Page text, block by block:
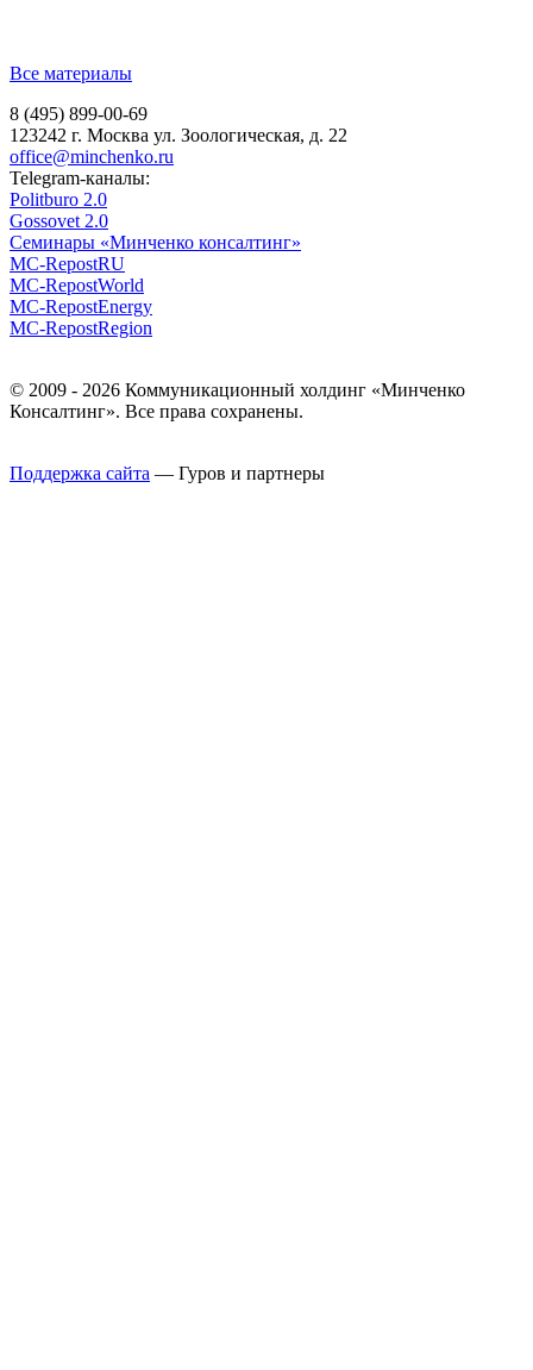
Все материалы
8 (495) 899-00-69
123242 г. Москва ул. Зоологическая, д. 22
office@minchenko.ru
Telegram-каналы:
Politburo 2.0
Gossovet 2.0
Семинары «Минченко консалтинг»
MC-RepostRU
MC-RepostWorld
MC-RepostEnergy
MC-RepostRegion
© 2009 - 2026 Коммуникационный холдинг «Минченко
Консалтинг». Все права сохранены.
Поддержка сайта — Гуров и партнеры